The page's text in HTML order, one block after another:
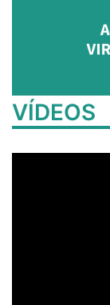
VÍDEOS